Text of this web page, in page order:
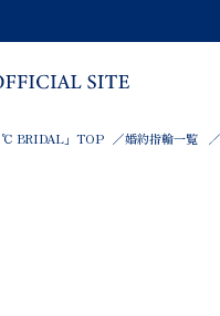
℃ BRIDAL」TOP 婚約指輪一覧